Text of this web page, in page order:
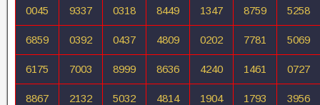
0045 9337 0318 8449 1347 8759 5258
6859 0392 0437 4809 0202 7781 5069
6175 7003 8999 8636 4240 1461 0727
8867 2132 5032 4814 1904 1793 3956